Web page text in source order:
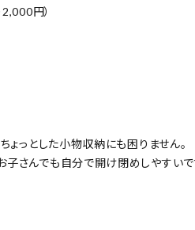
円）
ょっとした小物収納にも困りません。
子さんでも自分で開け閉めしやすいで